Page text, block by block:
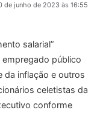
de junho de 2023 às 16:55
salarial”
público
da inflação e outros
celetistas da
conforme